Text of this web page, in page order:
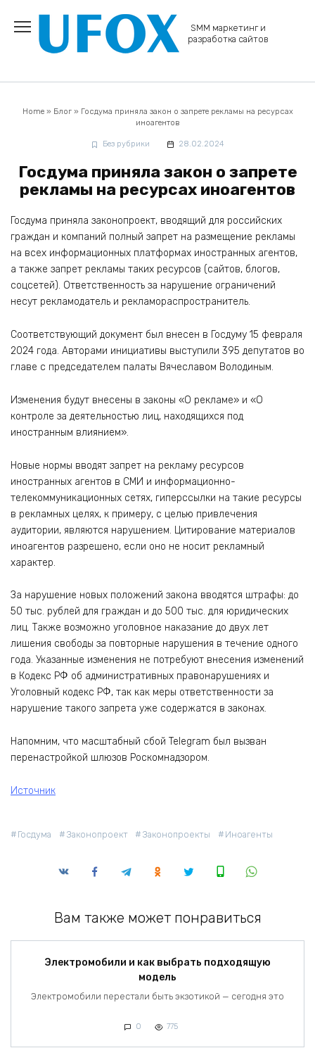
содержанию
SMM маркетинг и
разработка сайтов
Home» Блог» Госдума приняла закон о запрете рекламы на ресурсах
иноагентов
Без рубрики 28.02.2024
Госдума приняла закон о запрете
рекламы на ресурсах иноагентов
Госдума приняла законопроект, вводящий для российских
граждан и компаний полный запрет на размещение рекламы
на всех информационных платформах иностранных агентов,
а также запрет рекламы таких ресурсов (сайтов, блогов,
соцсетей). Ответственность за нарушение ограничений
несут рекламодатель и рекламораспространитель.
Соответствующий документ был внесен в Госдуму 15 февраля
2024 года. Авторами инициативы выступили 395 депутатов во
главе с председателем палаты Вячеславом Володиным.
Изменения будут внесены в законы «О рекламе» и «О
контроле за деятельностью лиц, находящихся под
иностранным влиянием».
Новые нормы вводят запрет на рекламу ресурсов
иностранных агентов в СМИ и информационно-
телекоммуникационных сетях, гиперссылки на такие ресурсы
в рекламных целях, к примеру, с целью привлечения
аудитории, являются нарушением. Цитирование материалов
иноагентов разрешено, если оно не носит рекламный
характер.
За нарушение новых положений закона вводятся штрафы: до
50 тыс. рублей для граждан и до 500 тыс. для юридических
лиц. Также возможно уголовное наказание до двух лет
лишения свободы за повторные нарушения в течение одного
года. Указанные изменения не потребуют внесения изменений
в Кодекс РФ об административных правонарушениях и
Уголовный кодекс РФ, так как меры ответственности за
нарушение такого запрета уже содержатся в законах.
Напомним, что масштабный сбой Telegram был вызван
перенастройкой шлюзов Роскомнадзором.
Источник
Госдума Законопроект Законопроекты Иноагенты
Вам также может понравиться
Электромобили и как выбрать подходящую
модель
Электромобили перестали быть экзотикой — сегодня это
0 775